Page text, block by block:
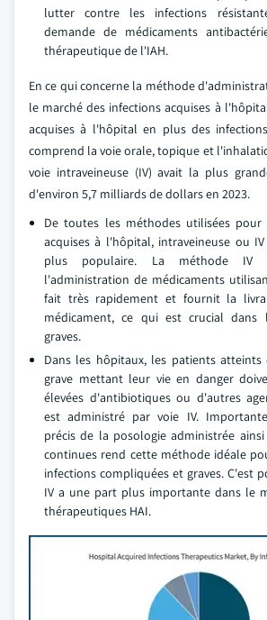
lutter contre les infections
demande de médicaments
thérapeutique de l'IAH.
En ce qui concerne la méthode
le marché des infections acquises à
acquises à l'hôpital en plus des
comprend la voie orale, topique et
voie intraveineuse (IV) avait la plus
d'environ 5,7 milliards de dollars en 2023.
De toutes les méthodes utilisées pour
acquises à l'hôpital, intraveineuse ou
plus populaire. La méthode IV
l'administration de médicaments
fait très rapidement et fournit la
médicament, ce qui est crucial dans
graves.
Dans les hôpitaux, les patients
grave mettant leur vie en danger
élevées d'antibiotiques ou d'autres
est administré par voie IV.
précis de la posologie administrée
continues rend cette méthode idéale
infections compliquées et graves. C'est
IV a une part plus importante dans le
thérapeutiques HAI.